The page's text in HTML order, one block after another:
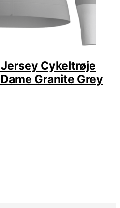
Cykeltrøje
Granite Grey